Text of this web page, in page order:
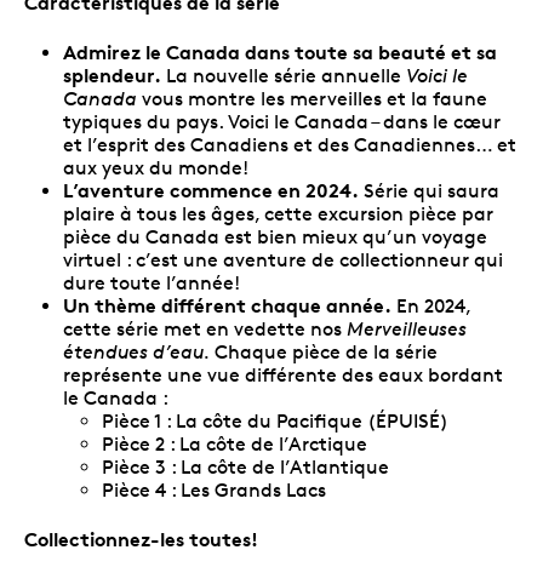
Admirez le Canada dans toute sa beauté et sa
splendeur. La nouvelle série annuelle Voici le
Canada vous montre les merveilles et la faune
typiques du pays. Voici le Canada – dans le cœur
et l’esprit des Canadiens et des Canadiennes… et
aux yeux du monde!
L’aventure commence en 2024. Série qui saura
plaire à tous les âges, cette excursion pièce par
pièce du Canada est bien mieux qu’un voyage
virtuel : c’est une aventure de collectionneur qui
dure toute l’année!
Un thème différent chaque année. En 2024,
cette série met en vedette nos Merveilleuses
étendues d’eau. Chaque pièce de la série
représente une vue différente des eaux bordant
le Canada :
Pièce 1 : La côte du Pacifique (ÉPUISÉ)
Pièce 2 : La côte de l’Arctique
Pièce 3 : La côte de l’Atlantique
Pièce 4 : Les Grands Lacs
Collectionnez-les toutes!